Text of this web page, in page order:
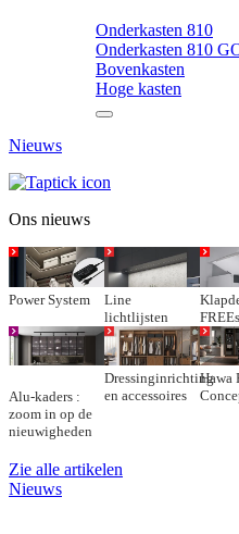
Onderkasten 810
Onderkasten 810
Bovenkasten
Hoge kasten
Nieuws
Ons nieuws
Power System
Line
lichtlijsten
Alu-kaders :
zoom in op de
nieuwigheden
Dressinginrichting
en accessoires
Hawa
Zie alle artikelen
Nieuws